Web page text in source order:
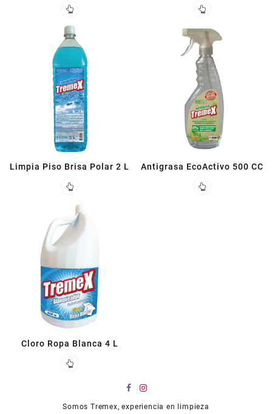
Limpia Piso Brisa Polar 2 L Antigrasa EcoActivo 500 CC
Cloro Ropa Blanca 4 L
Somos Tremex, experiencia en limpieza